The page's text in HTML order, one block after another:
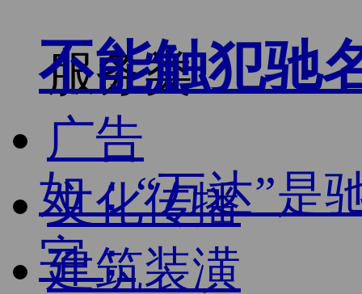
服务类
广告
文化传播
建筑装潢
不能触犯驰
如：“万达”是
字；